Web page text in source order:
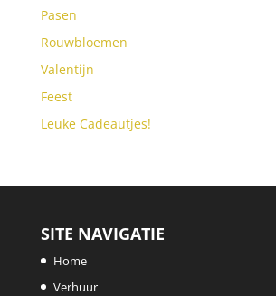
Pasen
Rouwbloemen
Valentijn
Feest
Leuke Cadeautjes!
SITE NAVIGATIE
Home
Verhuur